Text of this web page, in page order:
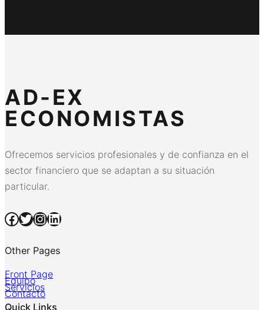
AD-EX
ECONOMISTAS
Ofrecemos servicios profesionales y de confianza en el
sector financiero que se adaptan a su situación
particular.
Facebook Twitter InstagramLinkedIn
Other Pages
Front Page
Equipo
Servicios
Contacto
Quick Links